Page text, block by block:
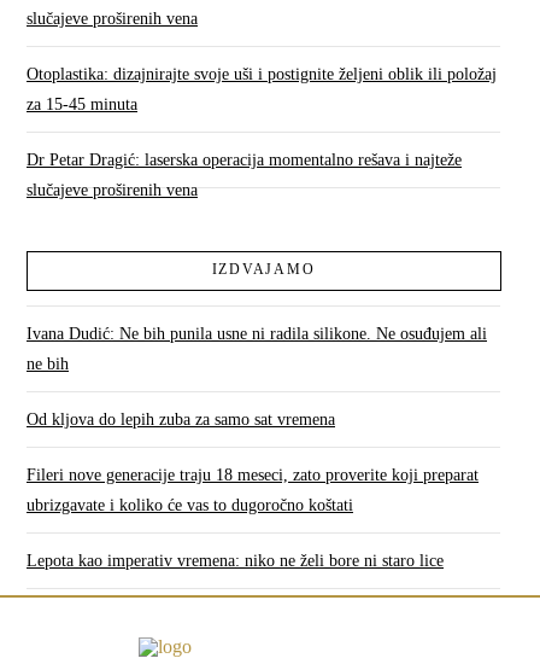
slučajeve proširenih vena
Otoplastika: dizajnirajte svoje uši i postignite željeni oblik ili položaj
za 15-45 minuta
Dr Petar Dragić: laserska operacija momentalno rešava i najteže
slučajeve proširenih vena
IZDVAJAMO
Ivana Dudić: Ne bih punila usne ni radila silikone. Ne osuđujem ali
ne bih
Od kljova do lepih zuba za samo sat vremena
Fileri nove generacije traju 18 meseci, zato proverite koji preparat
ubrizgavate i koliko će vas to dugoročno koštati
Lepota kao imperativ vremena: niko ne želi bore ni staro lice